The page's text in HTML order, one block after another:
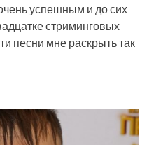
успешным и до сих
стриминговых
песни мне раскрыть так